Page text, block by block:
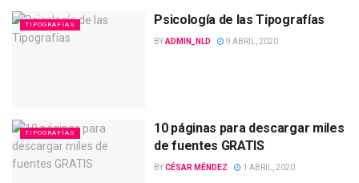
TIPOGRAFÍAS Psicología de las Tipografías
BYADMIN_NLD 9 ABRIL, 2020
TIPOGRAFÍAS
10 páginas para descargar miles
de fuentes GRATIS
BYCÉSAR MÉNDEZ 1 ABRIL, 2020